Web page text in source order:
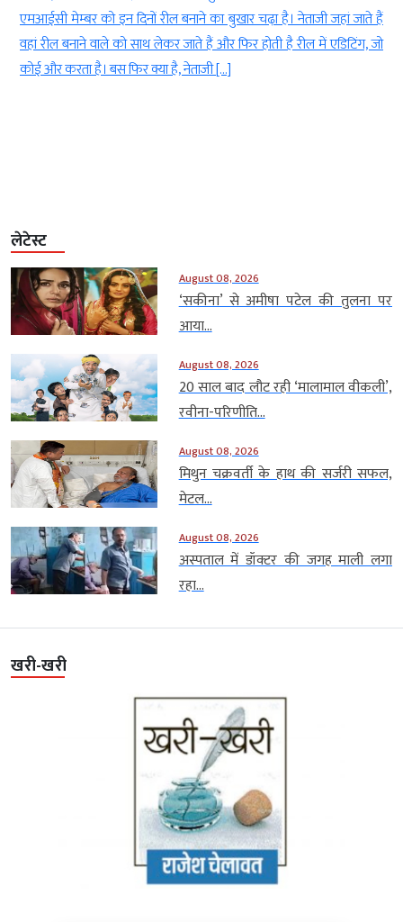
एमआईसी मेम्बर को इन दिनों रील बनाने का बुखार चढ़ा है। नेताजी जहां जाते हैं
वहां रील बनाने वाले को साथ लेकर जाते हैं और फिर होती है रील में एडिटिंग, जो
कोई और करता है। बस फिर क्या है, नेताजी […]
लेटेस्ट
August 08, 2026
‘सकीना’ से अमीषा पटेल की तुलना पर
आया...
August 08, 2026
20 साल बाद लौट रही ‘मालामाल वीकली’,
रवीना-परिणीति...
August 08, 2026
मिथुन चक्रवर्ती के हाथ की सर्जरी सफल,
मेटल...
August 08, 2026
अस्पताल में डॉक्टर की जगह माली लगा
रहा...
खरी-खरी